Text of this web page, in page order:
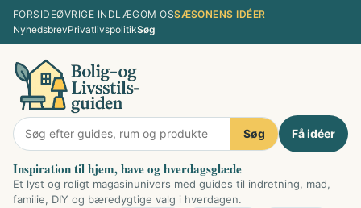
Spring
indhold
FORSIDEØVRIGE INDLÆGOM OSSÆSONENS IDÉER
NyhedsbrevPrivatlivspolitikSøg
Søg Få idéer
Inspiration til hjem, have og hverdagsglæde
Et lyst og roligt magasinunivers med guides til indretning, mad,
familie, DIY og bæredygtige valg i hverdagen.